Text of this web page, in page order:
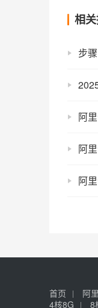
相
步
阿
阿
首页 阿
4核8G
8